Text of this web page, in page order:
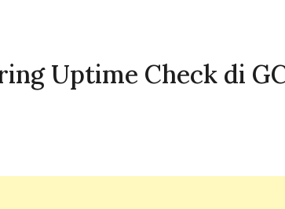
Uptime Check di